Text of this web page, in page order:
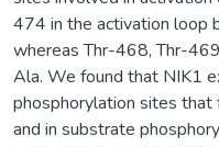
474 in the activation loop
whereas Thr-468, Thr-
Ala. We found that NIK1
phosphorylation sites that
and in substrate